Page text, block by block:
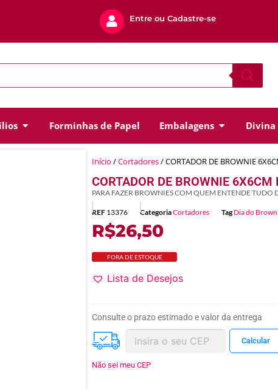
Entre ou Cadastre-se
Forminhas de Papel Embalagens Divina
Início /Cortadores/ CORTADOR DE BROWNIE
CORTADOR DE BROWNIE 6X6CM
PARA FAZER BROWNIES COM QUEM ENTENDE TUDO
REF 13376 CategoriaCortadores Tag Dia do
R$26,50
FORA DE ESTOQUE
Lista de Desejos
Consulte o prazo estimado e valor da entrega
Não sei meu CEP